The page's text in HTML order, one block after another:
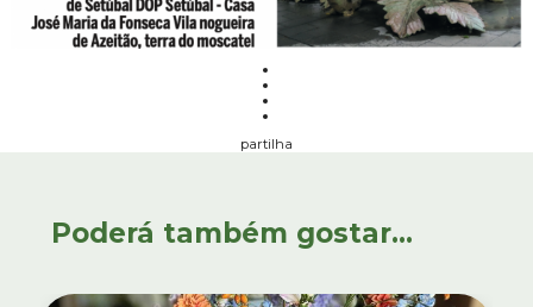
partilha
Poderá também gostar...